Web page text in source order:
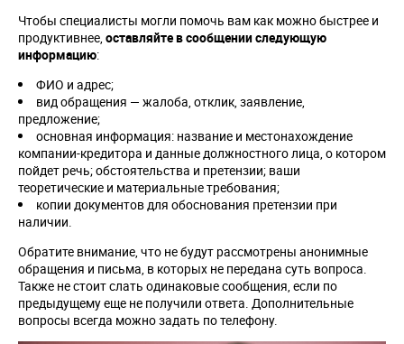
Чтобы специалисты могли помочь вам как можно быстрее и
продуктивнее, оставляйте в сообщении следующую
информацию:
ФИО и адрес;
вид обращения — жалоба, отклик, заявление,
предложение;
основная информация: название и местонахождение
компании-кредитора и данные должностного лица, о котором
пойдет речь; обстоятельства и претензии; ваши
теоретические и материальные требования;
копии документов для обоснования претензии при
наличии.
Обратите внимание, что не будут рассмотрены анонимные
обращения и письма, в которых не передана суть вопроса.
Также не стоит слать одинаковые сообщения, если по
предыдущему еще не получили ответа. Дополнительные
вопросы всегда можно задать по телефону.